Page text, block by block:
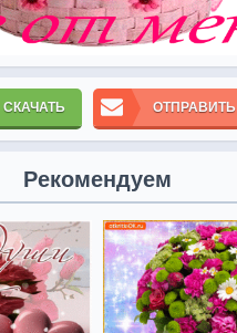
СКАЧАТЬ ОТПРАВИТЬ
Рекомендуем